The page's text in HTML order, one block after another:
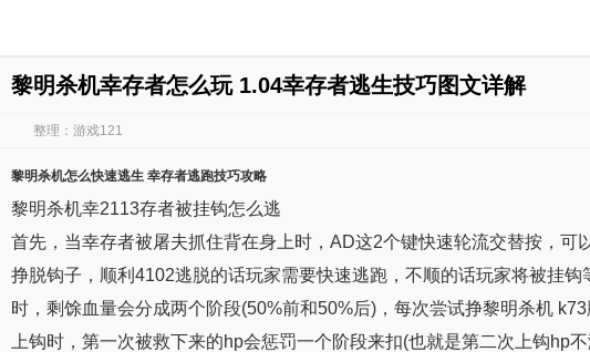
黎明杀机幸存者怎么玩 1.04幸存者逃生技巧图文详解
整理：游戏121
黎明杀机怎么快速逃生 幸存者逃跑技巧攻略
黎明杀机幸2113存者被挂钩怎么逃
首先，当幸存者被屠夫抓住背在身上时，AD这2个键快速轮流交替按，
挣脱钩子，顺利4102逃脱的话玩家需要快速逃跑，不顺的话玩家将被挂
时，剩馀血量会分成两个阶段(50%前和50%后)，每次尝试挣黎明杀机
上钩时，第一次被救下来的hp会惩罚一个阶段来扣(也就是第二次上钩hp